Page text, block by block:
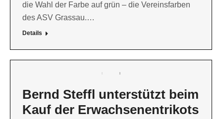
die Wahl der Farbe auf grün – die Vereinsfarben
des ASV Grassau.…
Details
Bernd Steffl unterstützt beim
Kauf der Erwachsenentrikots